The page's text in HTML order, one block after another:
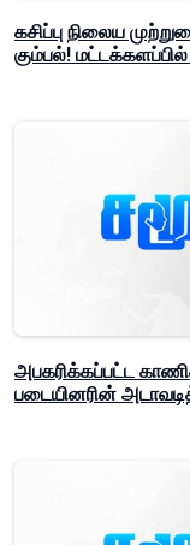
கசிப்பு நிலைய
கும்பல்!
அபகரிக்கப்பட்ட
படையினரின்